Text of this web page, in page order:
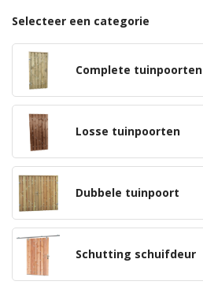
Selecteer een categorie
Complete tuinpoorten
Losse tuinpoorten
Dubbele tuinpoort
Schutting schuifdeur